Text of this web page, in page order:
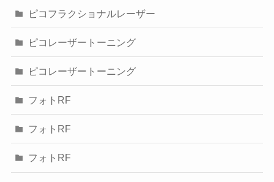
ピコフラクショナルレーザー
ピコレーザートーニング
ピコレーザートーニング
フォトRF
フォトRF
フォトRF